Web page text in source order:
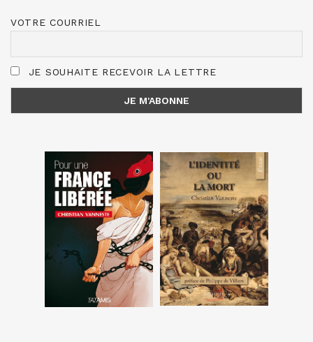
VOTRE COURRIEL
JE SOUHAITE RECEVOIR LA LETTRE